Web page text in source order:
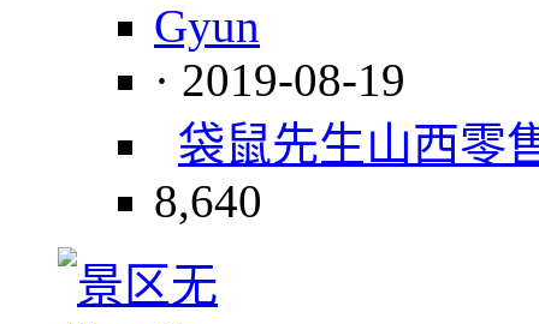
Gyun
· 2019-08-19
袋鼠先生山西零
8,640